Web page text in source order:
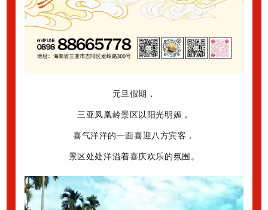
元旦假期，
三亚凤凰岭景区以阳光明媚，
喜气洋洋的一面喜迎八方宾客，
景区处处洋溢着喜庆欢乐的氛围。